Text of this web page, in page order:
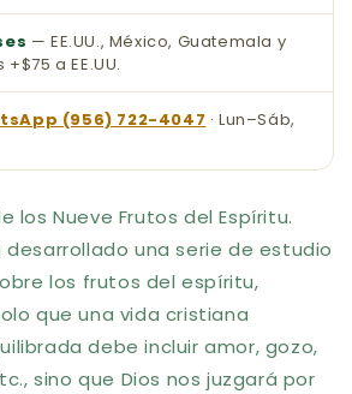
— EE.UU., México, Guatemala y
a EE.UU.
(956) 722-4047 · Lun–Sáb,
los Nueve Frutos del Espíritu.
desarrollado una serie de estudio
los frutos del espíritu,
que una vida cristiana
debe incluir amor, gozo,
sino que Dios nos juzgará por